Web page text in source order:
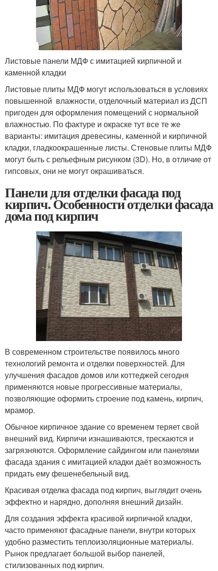
Листовые панели МДФ с имитацией кирпичной и
каменной кладки
Листовые плиты МДФ могут использоваться в условиях
повышенной влажности, отделочный материал из ДСП
пригоден для оформления помещений с нормальной
влажностью. По фактуре и окраске тут все те же
варианты: имитация древесины, каменной и кирпичной
кладки, гладкоокрашенные листы. Стеновые плиты МДФ
могут быть с рельефным рисунком (3D). Но, в отличие от
гипсовых, они не могут окрашиваться.
Панели для отделки фасада под
кирпич. Особенности отделки фасада
дома под кирпич
В современном строительстве появилось много
технологий ремонта и отделки поверхностей. Для
улучшения фасадов домов или коттеджей сегодня
применяются новые прогрессивные материалы,
позволяющие оформить строение под камень, кирпич,
мрамор.
Обычное кирпичное здание со временем теряет свой
внешний вид. Кирпичи изнашиваются, трескаются и
загрязняются. Оформление сайдингом или панелями
фасада здания с имитацией кладки даёт возможность
придать ему фешенебельный вид.
Красивая отделка фасада под кирпич, выглядит очень
эффектно и нарядно, дополняя внешний дизайн.
Для создания эффекта красивой кирпичной кладки,
часто применяют фасадные панели, внутри которых
удобно разместить теплоизоляционные материалы.
Рынок предлагает большой выбор панелей,
стилизованных под кирпич.